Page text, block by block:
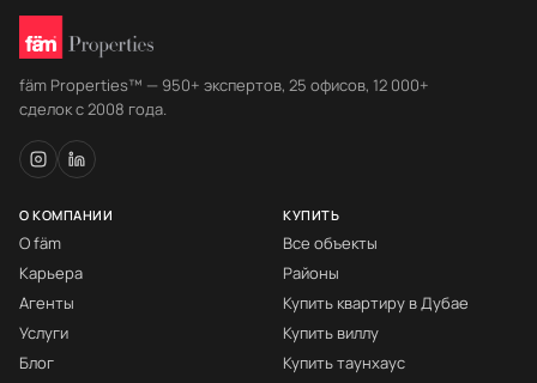
fäm Properties™ — 950+ экспертов, 25 офисов, 12 000+
сделок с 2008 года.
О КОМПАНИИ
О fäm
Карьера
Агенты
Услуги
Блог
КУПИТЬ
Все объекты
Районы
Купить квартиру в Дубае
Купить виллу
Купить таунхаус